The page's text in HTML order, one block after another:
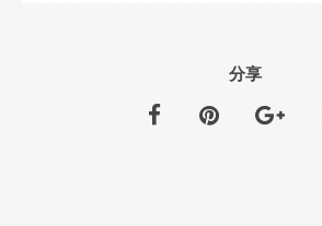
分享